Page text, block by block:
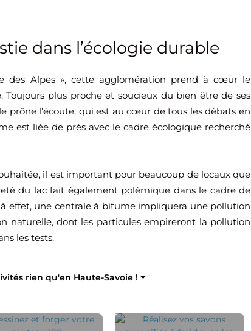
dans l’écologie durable
des Alpes », cette agglomération prend à cœur le
plus proche et soucieux du bien être de ses
prône l’écoute, qui est au cœur de tous les débats en
est liée de près avec le cadre écologique recherché
il est important pour beaucoup de locaux que
du lac fait également polémique dans le cadre de
effet, une centrale à bitume impliquera une pollution
naturelle, dont les particules empireront la pollution
les tests.
rien qu'en Haute-Savoie ! ⏷